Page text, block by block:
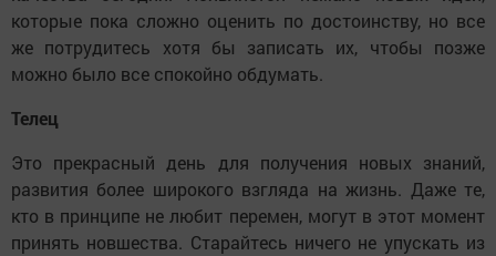
которые пока сложно оценить по достоинству, но все
же потрудитесь хотя бы записать их, чтобы позже
можно было все спокойно обдумать.
Телец
Это прекрасный день для получения новых знаний,
развития более широкого взгляда на жизнь. Даже те,
кто в принципе не любит перемен, могут в этот момент
принять новшества. Старайтесь ничего не упускать из